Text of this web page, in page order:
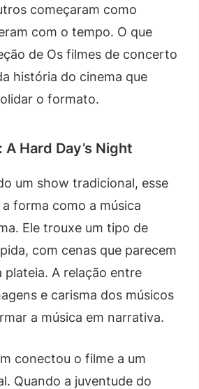
começaram como
com o tempo. O que
de Os filmes de concerto
história do cinema que
o formato.
Hard Day’s Night
um show tradicional, esse
forma como a música
Ele trouxe um tipo de
com cenas que parecem
plateia. A relação entre
e carisma dos músicos
a música em narrativa.
conectou o filme a um
Quando a juventude do